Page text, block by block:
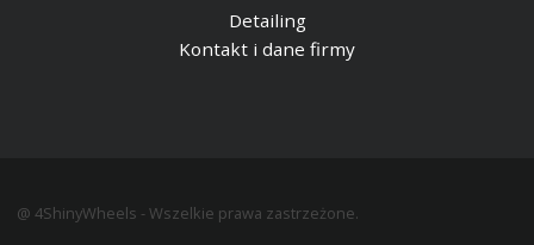
Detailing
Kontakt i dane firmy
@ 4ShinyWheels - Wszelkie prawa zastrzeżone.